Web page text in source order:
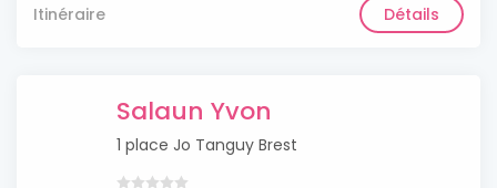
Itinéraire Détails
Salaun Yvon
1 place Jo Tanguy Brest